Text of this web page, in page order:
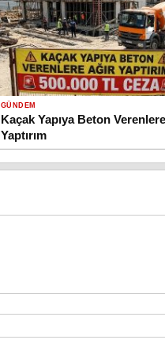
GÜNDEM
Kaçak Yapıya Beton
Yaptırım